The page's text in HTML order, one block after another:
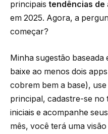
principais tendências de
em 2025. Agora, a
começar?
Minha sugestão
baixe ao menos dois
cobrem bem a base),
principal, cadastre-se no
iniciais e acompanhe
mês, você terá uma